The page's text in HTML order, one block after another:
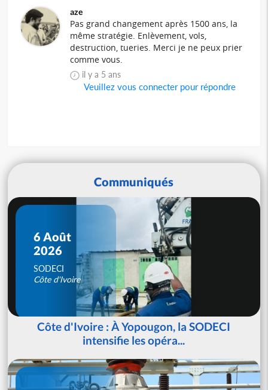
aze
Pas grand changement après 1500 ans, la
même stratégie. Enlèvement, vols,
destruction, tueries. Merci je ne peux prier
comme vous.
il y a 5 ans
Veuillez vous connecter pour répondre
Communiqués
6 Août
2026
SODECI
Côte d'Ivoire
Côte d'Ivoire : À Yopougon, la SODECI
intensifie les opéra...